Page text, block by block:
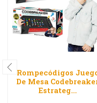
Rompecódigos
De Mesa
Estrateg...